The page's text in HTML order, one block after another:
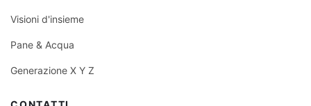
Visioni d'insieme
Pane & Acqua
Generazione X Y Z